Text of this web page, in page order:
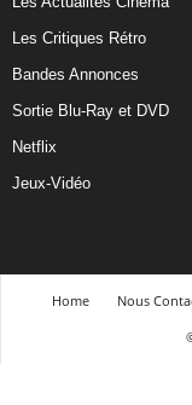
Les Critiques Rétro
Bandes Annonces
Sortie Blu-Ray et DVD
Netflix
Jeux-Vidéo
Home Nous